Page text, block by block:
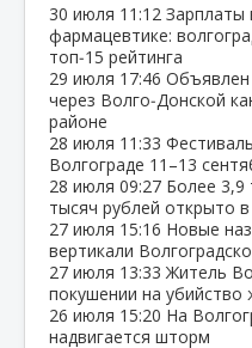
30 июля 11:12 Зарплаты
фармацевтике:
топ‑15 рейтинга
29 июля 17:46 Объявлен
через Волго‑Донской
районе
28 июля 11:33
Волгограде 11–13
28 июля 09:27 Более 3,9
тысяч рублей открыто
27 июля 15:16 Новые
вертикали
27 июля 13:33 Житель
покушении на
26 июля 15:20 На
надвигается шторм